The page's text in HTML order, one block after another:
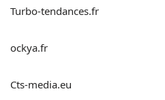
Turbo-tendances.fr
ockya.fr
Cts-media.eu